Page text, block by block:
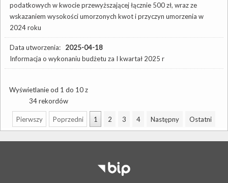
podatkowych w kwocie przewyższającej łącznie 500 zł, wraz ze
wskazaniem wysokości umorzonych kwot i przyczyn umorzenia w
2024 roku
Data utworzenia: 2025-04-18
Informacja o wykonaniu budżetu za I kwartał 2025 r
Wyświetlanie od 1 do 10 z
34 rekordów
Pierwszy Poprzedni 1 2 3 4 Następny Ostatni